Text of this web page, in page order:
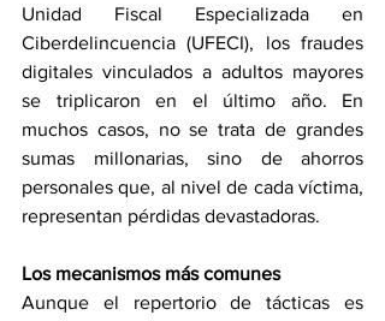
Unidad Fiscal Especializada en
Ciberdelincuencia (UFECI), los fraudes
digitales vinculados a adultos mayores
se triplicaron en el último año. En
muchos casos, no se trata de grandes
sumas millonarias, sino de ahorros
personales que, al nivel de cada víctima,
representan pérdidas devastadoras.
Los mecanismos más comunes
Aunque el repertorio de tácticas es